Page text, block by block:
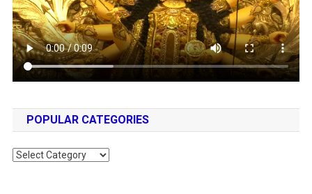
POPULAR CATEGORIES
Popular